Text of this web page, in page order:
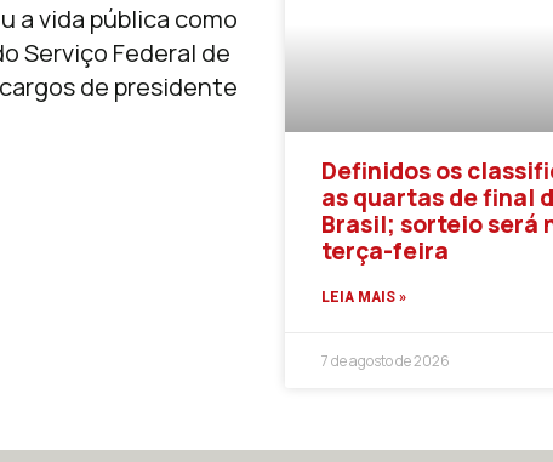
a vida pública como
Serviço Federal de
de presidente
Definidos os
as quartas de final
Brasil; sorteio será
terça-feira
LEIA MAIS »
7 de agosto de 2026